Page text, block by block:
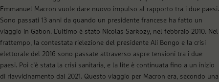
Emmanuel Macron vuole dare nuovo impulso al rapporto tra i due paesi.
Sono passati 13 anni da quando un presidente francese ha fatto un
viaggio in Gabon. L’ultimo è stato Nicolas Sarkozy, nel febbraio 2010. Nel
frattempo, la contestata rielezione del presidente Ali Bongo e la crisi
elettorale del 2016 sono passate attraverso aspre tensioni tra i due
paesi. Poi c’è stata la crisi sanitaria, e la lite è continuata fino a un inizio
di riavvicinamento dal 2021. Questo viaggio per Macron era, secondo una